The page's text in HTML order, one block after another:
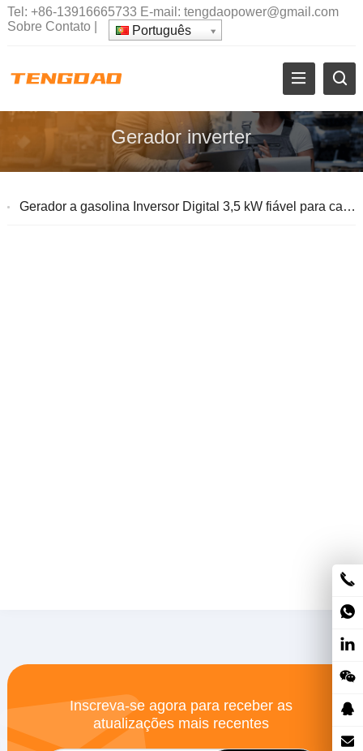
Tel: +86-13916665733 E-mail: tengdaopower@gmail.com
Sobre Contato| Português
Gerador inverter
Gerador a gasolina Inversor Digital 3,5 kW fiável para casa e para energia ao ar livre
Inscreva-se agora para receber as
atualizações mais recentes